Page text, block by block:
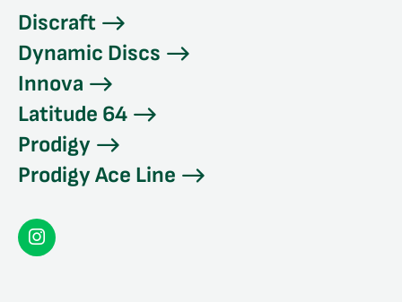
Discraft
Dynamic Discs
Innova
Latitude 64
Prodigy
Prodigy Ace Line
Seconddisc